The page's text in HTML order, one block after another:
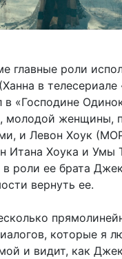
главные роли
в телесериале
«Господине
молодой женщины,
и Левон Хоук
Хоука и Умы
в роли ее брата
вернуть ее.
которые я
и видит, как